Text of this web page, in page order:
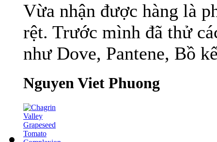
Vừa nhận được hàng là
rệt. Trước mình đã thử
như Dove, Pantene, Bồ
Nguyen Viet Phuong